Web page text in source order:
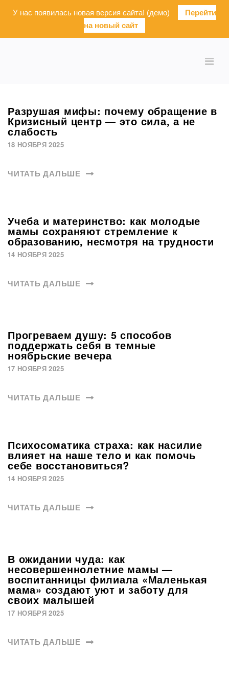
У нас появилась новая версия сайта! (демо)
Перейти
на новый сайт
Разрушая мифы: почему обращение в
Кризисный центр — это сила, а не
слабость
18 НОЯБРЯ 2025
ЧИТАТЬ ДАЛЬШЕ
Учеба и материнство: как молодые
мамы сохраняют стремление к
образованию, несмотря на трудности
14 НОЯБРЯ 2025
ЧИТАТЬ ДАЛЬШЕ
Прогреваем душу: 5 способов
поддержать себя в темные
ноябрьские вечера
17 НОЯБРЯ 2025
ЧИТАТЬ ДАЛЬШЕ
Психосоматика страха: как насилие
влияет на наше тело и как помочь
себе восстановиться?
14 НОЯБРЯ 2025
ЧИТАТЬ ДАЛЬШЕ
В ожидании чуда: как
несовершеннолетние мамы —
воспитанницы филиала «Маленькая
мама» создают уют и заботу для
своих малышей
17 НОЯБРЯ 2025
ЧИТАТЬ ДАЛЬШЕ